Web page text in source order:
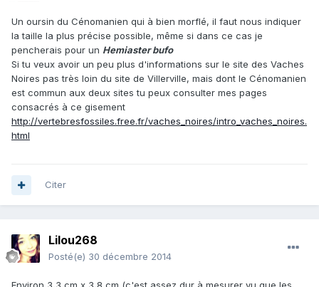
Un oursin du Cénomanien qui à bien morflé, il faut nous indiquer
la taille la plus précise possible, même si dans ce cas je
pencherais pour un Hemiaster bufo
Si tu veux avoir un peu plus d'informations sur le site des Vaches
Noires pas très loin du site de Villerville, mais dont le Cénomanien
est commun aux deux sites tu peux consulter mes pages
consacrés à ce gisement
http://vertebresfossiles.free.fr/vaches_noires/intro_vaches_noires.
html
Citer
Lilou268
Posté(e) 30 décembre 2014